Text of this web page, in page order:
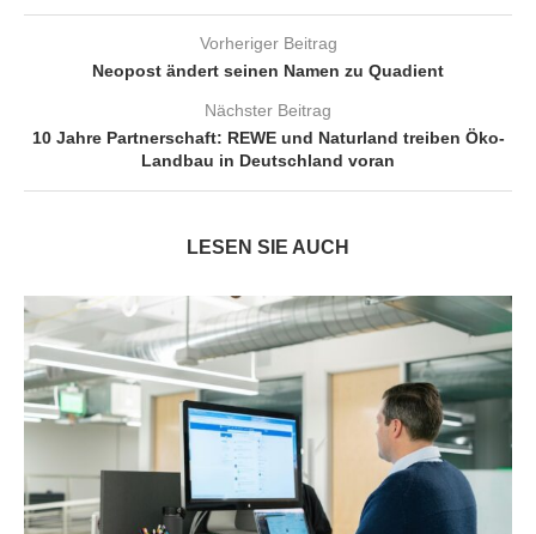
Vorheriger Beitrag
Neopost ändert seinen Namen zu Quadient
Nächster Beitrag
10 Jahre Partnerschaft: REWE und Naturland treiben Öko-
Landbau in Deutschland voran
LESEN SIE AUCH